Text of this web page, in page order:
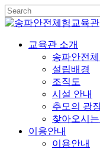
교육관 소개
송파안전
설립배경
조직도
시설 안내
추모의 광
찾아오시
이용안내
이용안내